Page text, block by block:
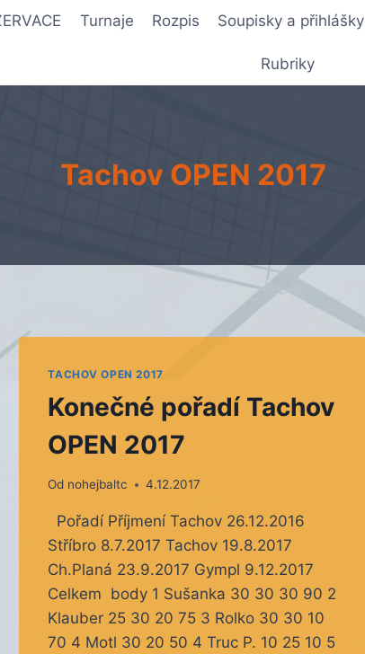
Turnaje Rozpis Soupisky a přihlášky
Rubriky
Tachov OPEN 2017
TACHOV OPEN 2017
Konečné pořadí Tachov
OPEN 2017
Od nohejbaltc 4.12.2017
Pořadí Příjmení Tachov 26.12.2016
Stříbro 8.7.2017 Tachov 19.8.2017
Ch.Planá 23.9.2017 Gympl 9.12.2017
Celkem body 1 Sušanka 30 30 30 90 2
Klauber 25 30 20 75 3 Rolko 30 30 10
70 4 Motl 30 20 50 4 Truc P. 10 25 10 5